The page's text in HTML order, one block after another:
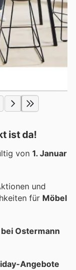
ist da!
von 1. Januar
und
für Möbel
Ostermann
Angebote